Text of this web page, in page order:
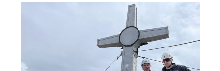
Sommerprogramm
SWZ Freizeitsport